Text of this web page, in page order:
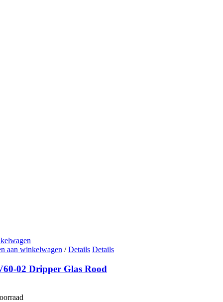
aan winkelwagen / Details Details
02 Dripper Glas Rood